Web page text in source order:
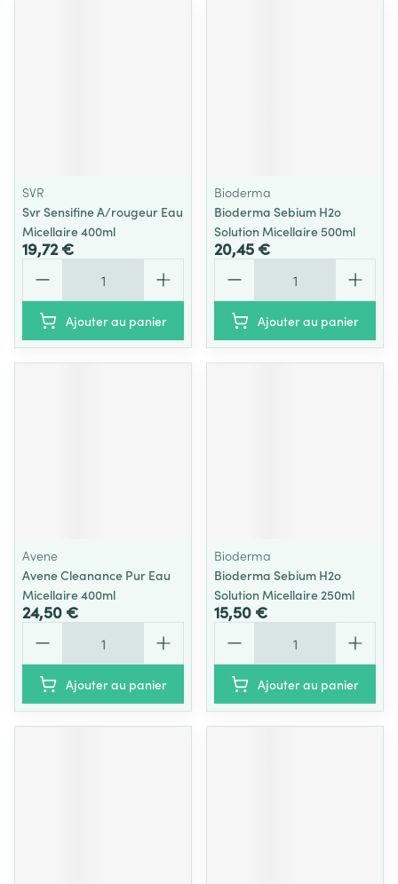
SVR
Svr Sensifine A/rougeur Eau
Micellaire 400ml
19,72 €
Ajouter au panier
Bioderma
Bioderma Sebium H2o
Solution Micellaire 500ml
20,45 €
Ajouter au panier
Avene
Avene Cleanance Pur Eau
Micellaire 400ml
24,50 €
Ajouter au panier
Bioderma
Bioderma Sebium H2o
Solution Micellaire 250ml
15,50 €
Ajouter au panier